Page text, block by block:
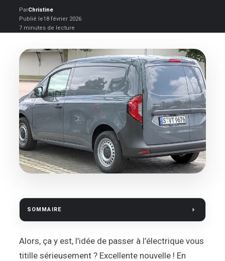
ParChristine
Publié le18 février 2026
7 minutes de lecture
SOMMAIRE
Alors, ça y est, l’idée de passer à l’électrique vous
titille sérieusement ? Excellente nouvelle ! En